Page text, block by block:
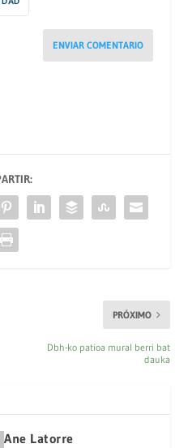
ENVIAR COMENTARIO
PRÓXIMO
Dbh-ko patioa mural berri bat
dauka
Ane Latorre